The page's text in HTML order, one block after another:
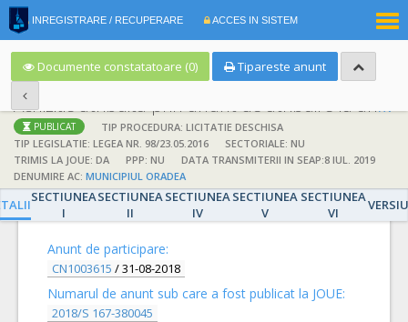
INREGISTRARE / RECUPERARE ACCES IN SISTEM
Documente constatatoare (0) Tipareste anunt
Achizitie atribuita prin anunt de atribuire la anunt de participare
PUBLICAT
TIP PROCEDURA: LICITATIE DESCHISA
TIP LEGISLATIE: LEGEA NR. 98/23.05.2016
SECTORIALE: NU
TRIMIS LA JOUE: DA
PPP: NU
DATA TRANSMITERII IN SEAP:8 IUL. 2019
DENUMIRE AC: MUNICIPIUL ORADEA
SECTIUNEA
I
SECTIUNEA
II
SECTIUNEA
IV
SECTIUNEA
V
SECTIUNEA
VI
DETALII
Anunt de participare:
CN1003615 /31-08-2018
Numarul de anunt sub care a fost publicat la JOUE:
2018/S 167-380045